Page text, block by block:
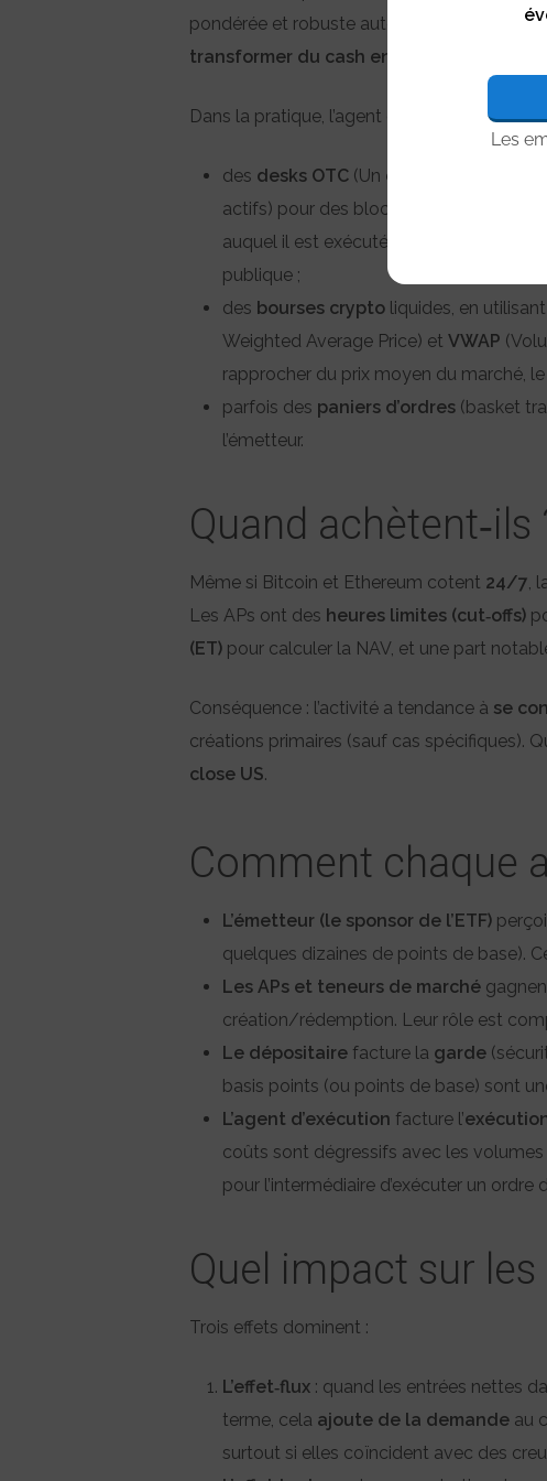
pondérée et robuste autour de
16 h 00
transformer du cash en coins
Dans la pratique, l’agent d’exécution
des desks OTC (Un desk OTC
(Over-
actifs) pour des blocs importants avec
auquel il est exécuté, causée par la
publique ;
des bourses crypto liquides, en
Weighted Average Price) et VWAP
rapprocher du prix moyen du marché,
parfois des paniers d’ordres (basket
l’émetteur.
Quand
Même si Bitcoin et Ethereum cotent 24/7,
Les APs ont des heures limites (cut‑offs)
(ET) pour calculer la NAV, et une part
Conséquence : l’activité a tendance à se
créations primaires (sauf cas spécifiques).
close US.
Comment chaque
L’émetteur (le sponsor de l’ETF)
quelques dizaines de points de base).
Les APs et teneurs de marché
création/rédemption. Leur rôle est
Le dépositaire facture la garde
basis points (ou points de base) sont
L’agent d’exécution facture l’
coûts sont dégressifs avec les
pour l’intermédiaire d’exécuter un
Quel impact sur les
Trois effets dominent :
L’effet‑flux : quand les entrées nettes
terme, cela ajoute de la demande au
surtout si elles coïncident avec des